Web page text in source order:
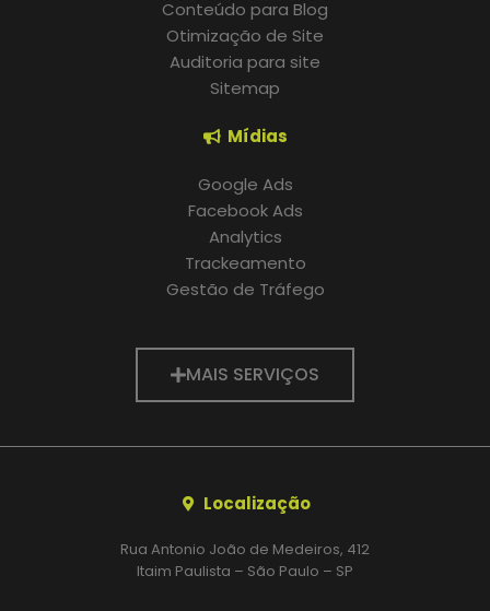
Conteúdo para Blog
Otimização de Site
Auditoria para site
Sitemap
Mídias
Google Ads
Facebook Ads
Analytics
Trackeamento
Gestão de Tráfego
MAIS SERVIÇOS
Localização
Rua Antonio João de Medeiros, 412
Itaim Paulista – São Paulo – SP